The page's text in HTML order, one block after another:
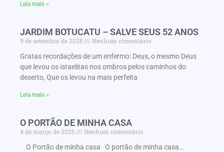
Leia mais »
JARDIM BOTUCATU – SALVE SEUS 52 ANOS
9 de setembro de 2025
Nenhum comentário
Gratas recordações de um enfermo: Deus, o mesmo Deus
que levou os israelitas nos ombros pelos caminhos do
deserto, Que os levou na mais perfeita
Leia mais »
O PORTÃO DE MINHA CASA
4 de março de 2025
Nenhum comentário
O Portão de minha casa O portão de minha casa…